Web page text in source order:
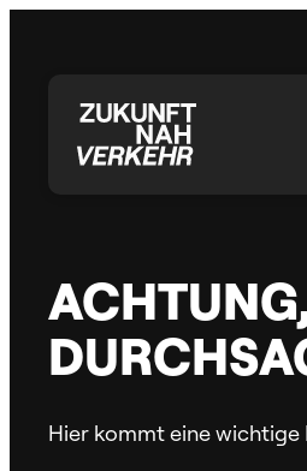
Hier kommt eine